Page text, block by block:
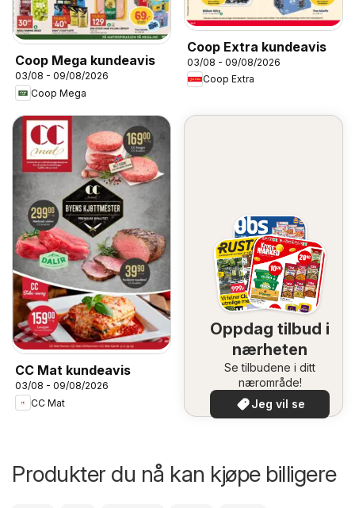
Coop Mega kundeavis
03/08 - 09/08/2026
Coop Mega
Coop Extra kundeavis
03/08 - 09/08/2026
Coop Extra
CC Mat kundeavis
03/08 - 09/08/2026
CC Mat
Oppdag tilbud i
nærheten
Se tilbudene i ditt
nærområde!
Jeg vil se
Produkter du nå kan kjøpe billigere